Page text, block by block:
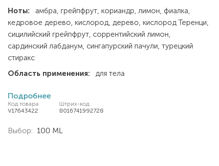
Ноты:
амбра грейпфрут кориандр лимон фиалка
кедровое дерево кислород дерево кислород Теренци
сицилийский грейпфрут соррентийский лимон
сардинский лабданум сингапурский пачули
стиракс
Область применения:
для тела
Подробнее
Код товара
V17643422
Штрих-код
8016741992728
Выбор: 100 ML